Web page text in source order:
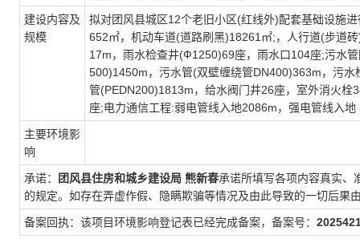
建设内容及
规模
拟对团风县城区12个老旧小区(红线外)配套基础设施
652㎡，机动车道(道路刷黑)18261㎡;，人行道(步道
17m，雨水检查井(Ф1250)69座，雨水口104座;污水
500)1450m，污水管(双壁缠绕管DN400)363m，污
管(PEDN200)1813m，给水阀门井26座，室外消火
座;电力通信工程:弱电管线入地2086m，强电管线入
主要环境影
响
承诺： 团风县住房和城乡建设局 熊新春承诺所填写各项内容真实、
的规定。如存在弄虚作假、隐瞒欺骗等情况及由此导致的一切后果
备案回执：该项目环境影响登记表已经完成备案，备案号：